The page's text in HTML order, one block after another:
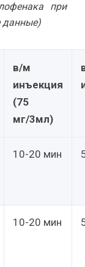
при
данные)
в/м
инъекция
(75
мг/3мл)
10-20 мин
10-20 мин